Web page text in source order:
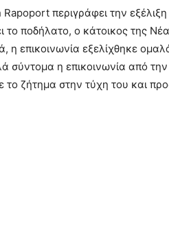
περιγράφει την
ποδήλατο, ο κάτοικος της
η επικοινωνία εξελίχθηκε
σύντομα η επικοινωνία από
ζήτημα στην τύχη του και